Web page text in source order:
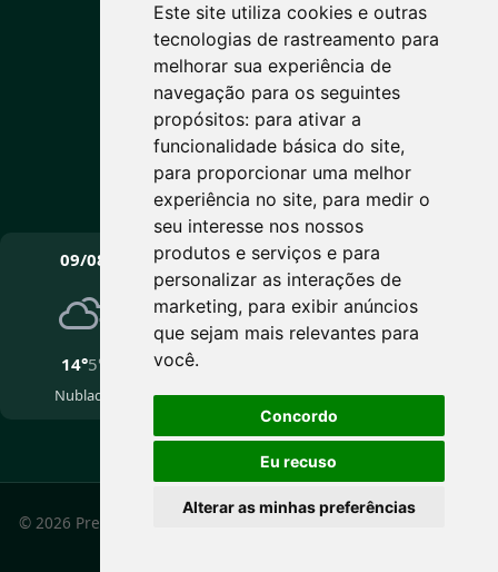
Este site utiliza cookies e outras
tecnologias de rastreamento para
melhorar sua experiência de
navegação para os seguintes
propósitos: para ativar a
funcionalidade básica do site,
para proporcionar uma melhor
experiência no site, para medir o
seu interesse nos nossos
produtos e serviços e para
personalizar as interações de
marketing, para exibir anúncios
que sejam mais relevantes para
você.
Concordo
Eu recuso
Alterar as minhas preferências
5°C
Céu limpo
Máx: 14° • Mín: 5°
Vento: 3.8 km/h
09/08
14°5°
Nublado
10/08
Nublado Pancadas de chuva
© 2026 Prefeitura Municipal de Cotiporã - RS. Todos os